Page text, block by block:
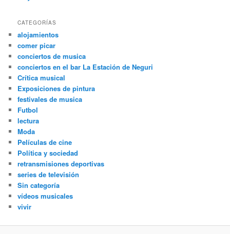
CATEGORÍAS
alojamientos
comer picar
conciertos de musica
conciertos en el bar La Estación de Neguri
Crítica musical
Exposiciones de pintura
festivales de musica
Futbol
lectura
Moda
Películas de cine
Política y sociedad
retransmisiones deportivas
series de televisión
Sin categoría
vídeos musicales
vivir